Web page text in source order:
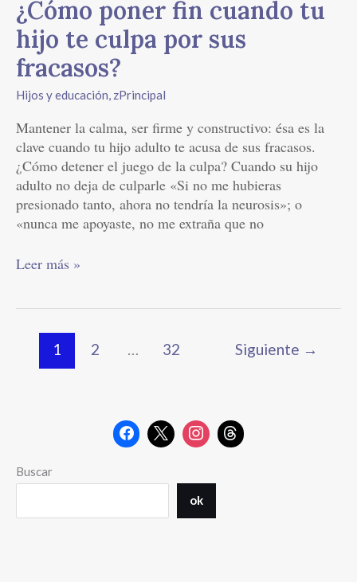
¿Cómo poner fin cuando tu
hijo te culpa por sus
fracasos?
Hijos y educación, zPrincipal
Mantener la calma, ser firme y constructivo: ésa es la
clave cuando tu hijo adulto te acusa de sus fracasos.
¿Cómo detener el juego de la culpa? Cuando su hijo
adulto no deja de culparle «Si no me hubieras
presionado tanto, ahora no tendría la neurosis»; o
«nunca me apoyaste, no me extraña que no
fracasos?
Leer más »
1 2 … 32 Siguiente →
Buscar
ok